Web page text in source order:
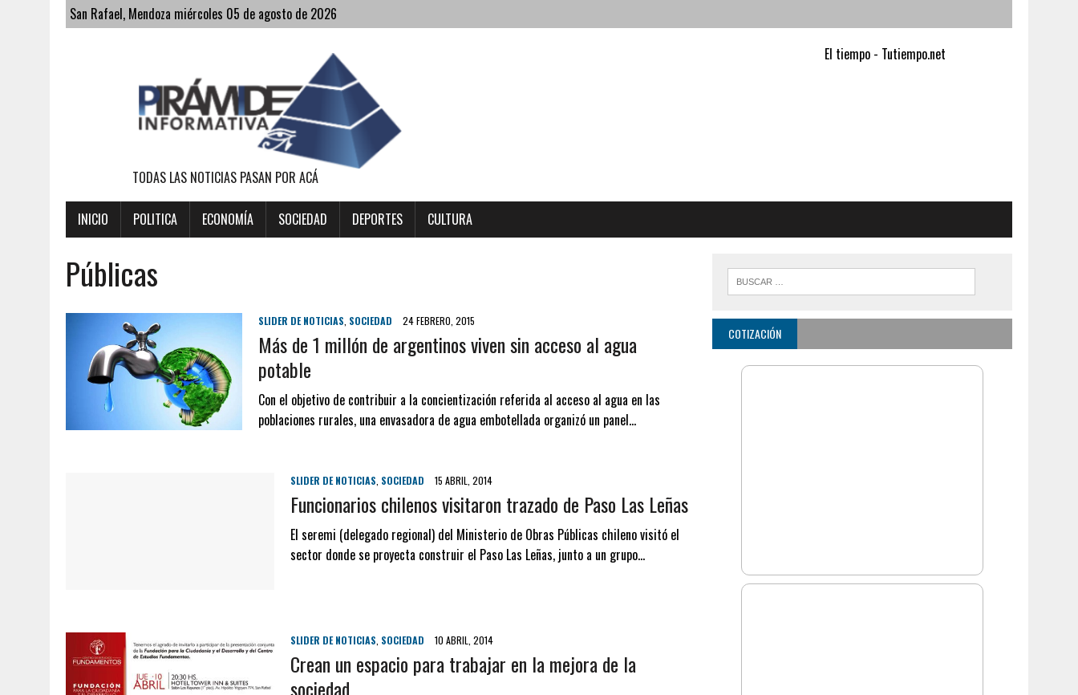
San Rafael, Mendoza miércoles 05 de agosto de 2026
TODAS LAS NOTICIAS PASAN POR ACÁ
El tiempo - Tutiempo.net
INICIO POLITICA ECONOMÍA SOCIEDAD DEPORTES CULTURA
Públicas
SLIDER DE NOTICIAS SOCIEDAD 24 FEBRERO, 2015
Más de 1 millón de argentinos viven sin acceso al agua
potable
Con el objetivo de contribuir a la concientización referida al acceso al agua en las
poblaciones rurales, una envasadora de agua embotellada organizó un panel…
SLIDER DE NOTICIAS SOCIEDAD 15 ABRIL, 2014
Funcionarios chilenos visitaron trazado de Paso Las Leñas
El seremi (delegado regional) del Ministerio de Obras Públicas chileno visitó el
sector donde se proyecta construir el Paso Las Leñas, junto a un grupo…
SLIDER DE NOTICIAS SOCIEDAD 10 ABRIL, 2014
Crean un espacio para trabajar en la mejora de la
sociedad
COTIZACIÓN